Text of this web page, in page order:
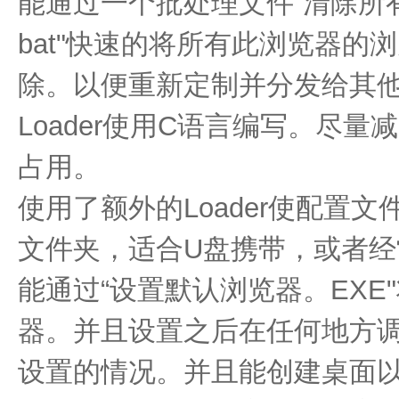
bat"快速的将所有此浏览器的
除。以便重新定制并分发给其
Loader使用C语言编写。尽量
占用。
使用了额外的Loader使配置文
文件夹，适合U盘携带，或者
能通过“设置默认浏览器。
器。并且设置之后在任何地方
设置的情况。并且能创建桌面